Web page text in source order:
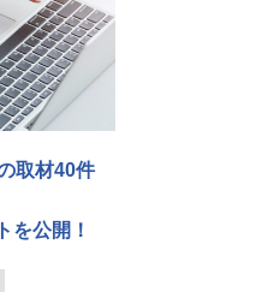
取材40件
を公開！